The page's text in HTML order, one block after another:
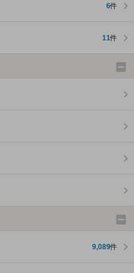
6件
11件
9,089件